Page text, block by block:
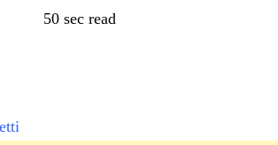
50 sec read